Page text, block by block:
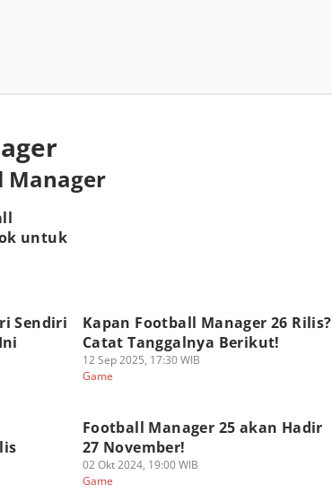
Manager
untuk
Sendiri
Kapan Football Manager 26 Rilis?
Catat Tanggalnya Berikut!
12 Sep 2025, 17:30 WIB
Game
Football Manager 25 akan Hadir
27 November!
02 Okt 2024, 19:00 WIB
Game